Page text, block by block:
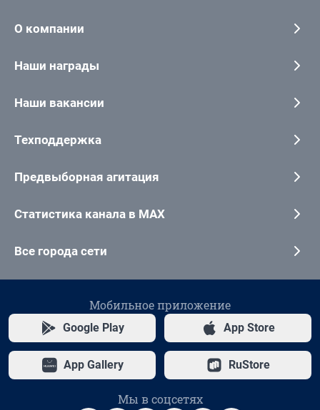
О компании
Наши награды
Наши вакансии
Техподдержка
Предвыборная агитация
Статистика канала в MAX
Все города сети
Мобильное приложение
Google Play App Store
App Gallery RuStore
Мы в соцсетях